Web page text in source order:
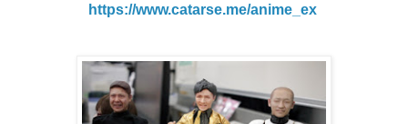
https://www.catarse.me/anime_ex